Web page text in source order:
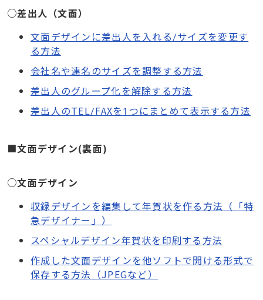
○差出人（文面）
文面デザインに差出人を入れる/サイズを変更す
る方法
会社名や連名のサイズを調整する方法
差出人のグループ化を解除する方法
差出人のTEL/FAXを1つにまとめて表示する方法
■文面デザイン(裏面)
○文面デザイン
収録デザインを編集して年賀状を作る方法（「特
急デザイナー」）
スペシャルデザイン年賀状を印刷する方法
作成した文面デザインを他ソフトで開ける形式で
保存する方法（JPEGなど）